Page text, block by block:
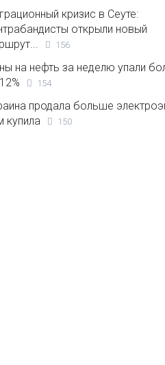
кризис в Сеуте:
открыли новый
156
на нефть за неделю упали
154
продала больше
купила
150